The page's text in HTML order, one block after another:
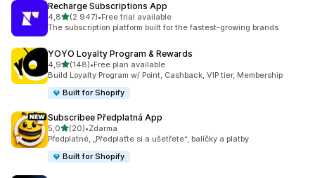
Recharge Subscriptions App
4,8z 5 hvězd
(2 947)
Celkový počet recenzí: 2947
•Free trial available
The subscription platform built for the fastest-growing brands
YOYO Loyalty Program & Rewards
4,9z 5 hvězd
(148)
Celkový počet recenzí: 148
•Free plan available
Build Loyalty Program w/ Point, Cashback, VIP tier, Membership
Built for Shopify
Subscribee Předplatná App
5,0z 5 hvězd
(20)
Celkový počet recenzí: 20
•Zdarma
Předplatné, „Předplaťte si a ušetřete“, balíčky a platby
Built for Shopify